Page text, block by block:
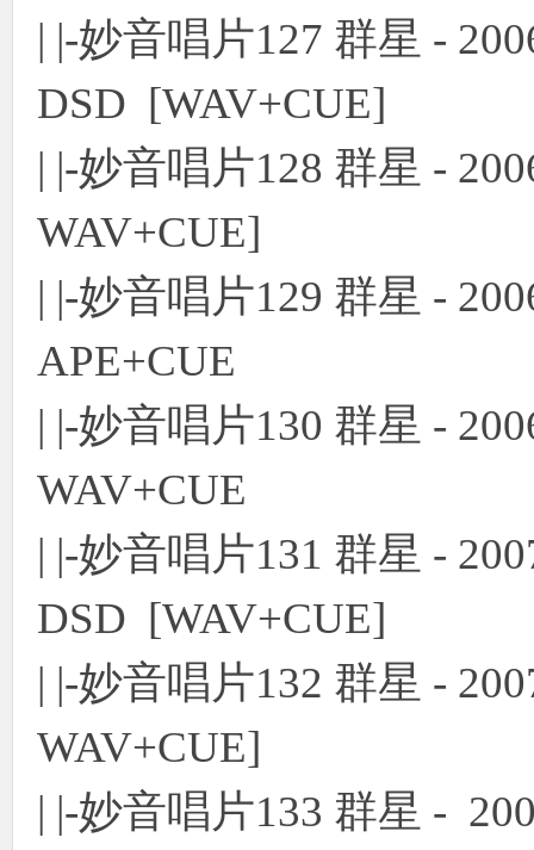
| |-妙音唱片127 群星 -
DSD [WAV+CUE]
| |-妙音唱片128 群星 -
WAV+CUE]
| |-妙音唱片129 群星 -
APE+CUE
| |-妙音唱片130 群星 -
WAV+CUE
| |-妙音唱片131 群星 -
DSD [WAV+CUE]
| |-妙音唱片132 群星 -
WAV+CUE]
| |-妙音唱片133 群星 -